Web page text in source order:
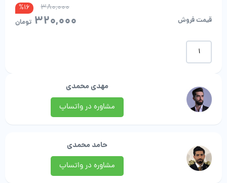
380,000
قیمت
320,000 تومان
قیمت %16
قیمت فروش
موکت
تایل
صبا
موکت
عدد
مهدی محمدی
مشاوره در واتساپ
حامد محمدی
مشاوره در واتساپ